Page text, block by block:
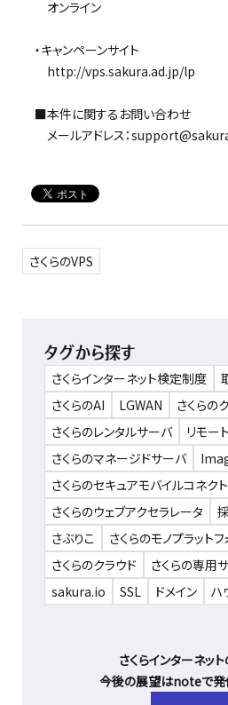
オンライン
・キャンペーンサイト
http://vps.sakura.ad.jp/lp
■本件に関するお問い合わせ
メールアドレス：
さくらのVPS
タグから探す
さくらインターネット検定制度
さくらのAI
LGWAN
さくらの
さくらのレンタルサーバ
リモー
さくらのマネージドサーバ
さくらのセキュアモバイルコネクト
さくらのウェブアクセラレータ
さぶりこ
さくらのモノプラット
さくらのクラウド
さくらの専用
sakura.io
SSL ドメイン ハ
さくらインターネッ
今後の展望はnoteで発